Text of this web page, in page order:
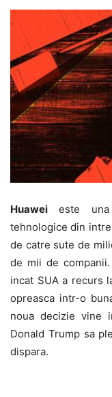
Huawei este una
tehnologice din
de catre sute de
de mii de
incat SUA a recurs
opreasca intr-o
noua decizie vine
Donald Trump sa
dispara.